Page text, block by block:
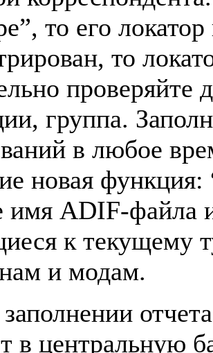
то его
то
проверяйте
группа.
в любое
новая
имя ADIF-файла
к текущему
и модам.
в центральную